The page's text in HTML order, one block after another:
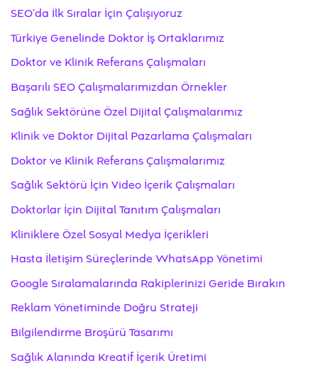
SEO’da İlk Sıralar İçin Çalışıyoruz
Türkiye Genelinde Doktor İş Ortaklarımız
Doktor ve Klinik Referans Çalışmaları
Başarılı SEO Çalışmalarımızdan Örnekler
Sağlık Sektörüne Özel Dijital Çalışmalarımız
Klinik ve Doktor Dijital Pazarlama Çalışmaları
Doktor ve Klinik Referans Çalışmalarımız
Sağlık Sektörü İçin Video İçerik Çalışmaları
Doktorlar İçin Dijital Tanıtım Çalışmaları
Kliniklere Özel Sosyal Medya İçerikleri
Hasta İletişim Süreçlerinde WhatsApp Yönetimi
Google Sıralamalarında Rakiplerinizi Geride Bırakın
Reklam Yönetiminde Doğru Strateji
Bilgilendirme Broşürü Tasarımı
Sağlık Alanında Kreatif İçerik Üretimi